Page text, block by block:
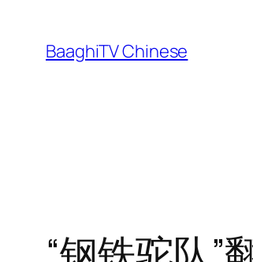
content
BaaghiTV Chinese